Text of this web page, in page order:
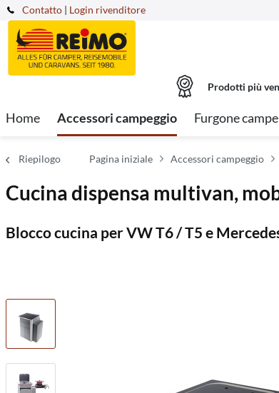
Contatto | Login rivenditore
Prodotti più
Home Accessori campeggio Furgone
Riepilogo Pagina iniziale Accessori campeggio
Cucina dispensa multivan,
Blocco cucina per VW T6 / T5 e